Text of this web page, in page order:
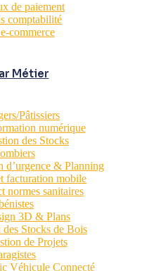
de paiement
comptabilité
commerce
Métier
Pâtissiers
numérique
des Stocks
d’urgence & Planning
facturation mobile
normes sanitaires
3D & Plans
des Stocks de Bois
de Projets
Véhicule Connecté